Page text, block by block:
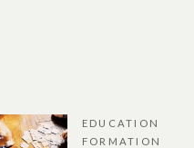
EDUCATION
FORMATION